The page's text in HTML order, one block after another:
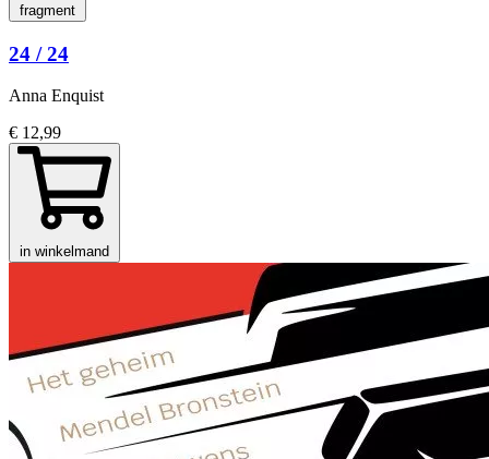
fragment
24 / 24
Anna Enquist
€ 12,99
in winkelmand